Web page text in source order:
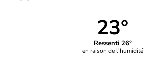
23°
Ressenti 26°
en raison de l'humidité